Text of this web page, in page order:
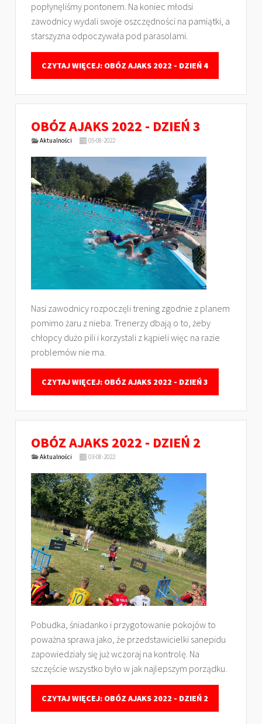
popłynęliśmy pontonem. Na koniec młodsi
zawodnicy wydali swoje oszczędności na pamiątki, a
starszyzna odpoczywała pod parasolami.
CZYTAJ WIĘCEJ: OBÓZ AJAKS 2022 - DZIEŃ 4
OBÓZ AJAKS 2022 - DZIEŃ 3
Aktualności 05-08-2022
Nasi zawodnicy rozpoczęli trening zgodnie z planem
pomimo żaru z nieba. Trenerzy dbają o to, żeby
chłopcy dużo pili i korzystali z kąpieli więc na razie
problemów nie ma.
CZYTAJ WIĘCEJ: OBÓZ AJAKS 2022 - DZIEŃ 3
OBÓZ AJAKS 2022 - DZIEŃ 2
Aktualności 03-08-2022
Pobudka, śniadanko i przygotowanie pokojów to
poważna sprawa jako, że przedstawicielki sanepidu
zapowiedziały się już wczoraj na kontrolę. Na
szczęście wszystko było w jak najlepszym porządku.
CZYTAJ WIĘCEJ: OBÓZ AJAKS 2022 - DZIEŃ 2